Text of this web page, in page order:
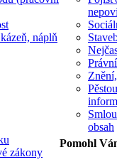
náplň
obsah
zákony
Pomohl